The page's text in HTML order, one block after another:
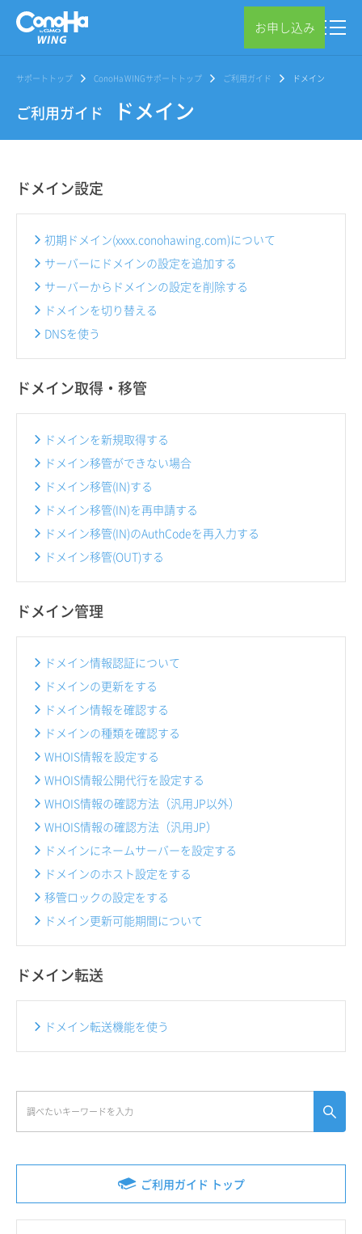
お申し込み
サポートトップ ConoHa WINGサポートトップ ご利用ガイド ドメイン
ご利用ガイド ドメイン
ご利用ガイド トップ
ドメイン設定
初期ドメイン(xxxx.conohawing.com)について
サーバーにドメインの設定を追加する
サーバーからドメインの設定を削除する
ドメインを切り替える
DNSを使う
ドメイン取得・移管
ドメインを新規取得する
ドメイン移管ができない場合
ドメイン移管(IN)する
ドメイン移管(IN)を再申請する
ドメイン移管(IN)のAuthCodeを再入力する
ドメイン移管(OUT)する
ドメイン管理
ドメイン情報認証について
ドメインの更新をする
ドメイン情報を確認する
ドメインの種類を確認する
WHOIS情報を設定する
WHOIS情報公開代行を設定する
WHOIS情報の確認方法（汎用JP以外）
WHOIS情報の確認方法（汎用JP）
ドメインにネームサーバーを設定する
ドメインのホスト設定をする
移管ロックの設定をする
ドメイン更新可能期間について
ドメイン転送
ドメイン転送機能を使う